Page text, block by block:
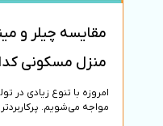
مقایسه چیلر و
منزل مسکونی
امروزه با تنوع زیادی در
مواجه می‌شویم.